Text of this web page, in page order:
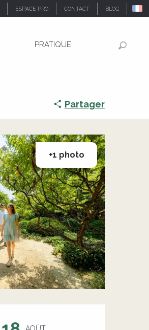
ESPACE PRO CONTACT BLOG
PRATIQUE
Partager
+1 photo